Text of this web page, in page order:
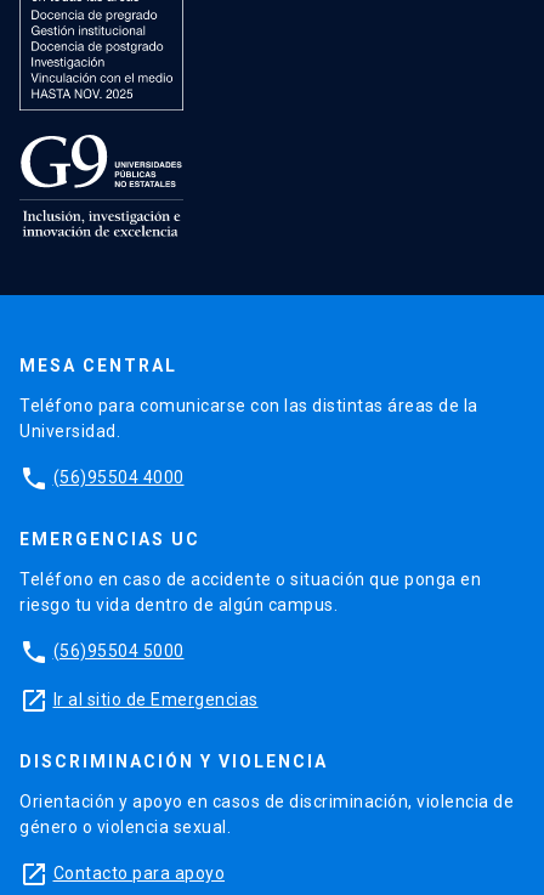
MESA CENTRAL
Teléfono para comunicarse con las distintas áreas de la
Universidad.
phone (56)95504 4000
EMERGENCIAS UC
Teléfono en caso de accidente o situación que ponga en
riesgo tu vida dentro de algún campus.
phone (56)95504 5000
launch Ir al sitio de Emergencias
DISCRIMINACIÓN Y VIOLENCIA
Orientación y apoyo en casos de discriminación, violencia de
género o violencia sexual.
launch Contacto para apoyo